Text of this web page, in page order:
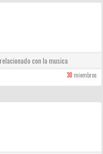
con la musica
30miembros